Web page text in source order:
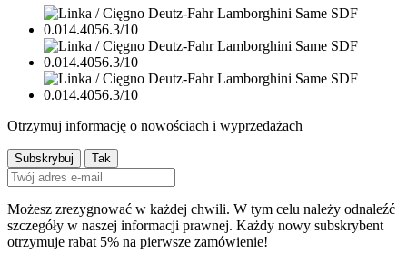
Otrzymuj informację o nowościach i wyprzedażach
Możesz zrezygnować w każdej chwili. W tym celu należy odnaleźć
szczegóły w naszej informacji prawnej. Każdy nowy subskrybent
otrzymuje rabat 5% na pierwsze zamówienie!